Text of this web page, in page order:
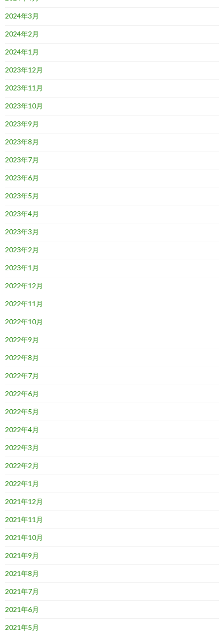
2024年3月
2024年2月
2024年1月
2023年12月
2023年11月
2023年10月
2023年9月
2023年8月
2023年7月
2023年6月
2023年5月
2023年4月
2023年3月
2023年2月
2023年1月
2022年12月
2022年11月
2022年10月
2022年9月
2022年8月
2022年7月
2022年6月
2022年5月
2022年4月
2022年3月
2022年2月
2022年1月
2021年12月
2021年11月
2021年10月
2021年9月
2021年8月
2021年7月
2021年6月
2021年5月